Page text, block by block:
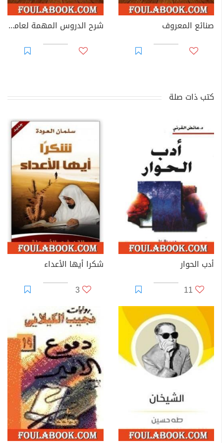
صنائع المعروف شرح الدروس المهمة لعامة الأمة
كتب ذات صلة
أدب الحوار
11
شكرا أيها الأعداء
3